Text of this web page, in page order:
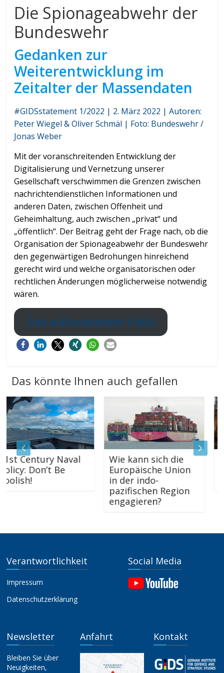
Die Spionageabwehr der
Bundeswehr
Gedanken zur
Weiterentwicklung im
Zeitalter der Massendaten
#GIDSstatement 1/2022 | 2. März 2022 | Autoren:
Peter Wiegel & Oliver Schmäl | Foto: Bundeswehr /
Jonas Weber
Mit der voranschreitenden Entwicklung der
Digitalisierung und Vernetzung unserer
Gesellschaft verschwimmen die Grenzen zwischen
nachrichtendienstlichen Informationen und
anderen Daten, zwischen Offenheit und
Geheimhaltung, auch zwischen „privat“ und
„öffentlich“. Der Beitrag geht der Frage nach, ob die
Organisation der Spionageabwehr der Bundeswehr
den gegenwärtigen Bedrohungen hinreichend
gerecht wird und welche organisatorischen oder
rechtlichen Änderungen möglicherweise notwendig
wären.
Zum #GIDSstatement 1/2022
Das könnte Ihnen auch gefallen
Century Naval
Don’t Be
Wie kann sich die
Europäische Union
in der indo-
pazifischen Region
engagieren?
Der
Verantwortlichkeit
Impressum
Datenschutzerklärung
Social Media
Newsletter
Bleiben Sie über
Neuigkeiten,
Anfahrt Kontakt